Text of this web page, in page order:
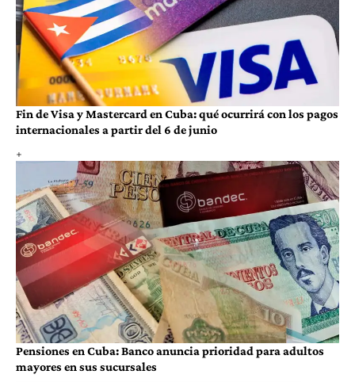
Fin de Visa y Mastercard en Cuba: qué ocurrirá con los pagos
internacionales a partir del 6 de junio
Pensiones en Cuba: Banco anuncia prioridad para adultos
mayores en sus sucursales